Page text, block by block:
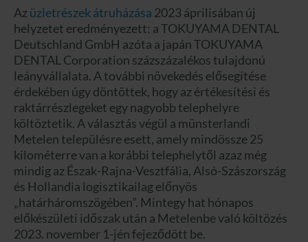
Azüzletrészek átruházása 2023 áprilisában új
helyzetet eredményezett: a TOKUYAMA DENTAL
Deutschland GmbH azóta a japán TOKUYAMA
DENTAL Corporation százszázalékos tulajdonú
leányvállalata. A további növekedés elősegítése
érdekében úgy döntöttek, hogy az értékesítési és
raktárrészlegeket egy nagyobb telephelyre
költöztetik. A választás végül a münsterlandi
Metelen településre esett, amely mindössze 25
kilométerre van a korábbi telephelytől azaz még
mindig az Észak-Rajna-Vesztfália, Alsó-Szászország
és Hollandia logisztikailag előnyös
„határháromszögében”. Mintegy hat hónapos
előkészületi időszak után a Metelenbe való költözés
2023. november 1-jén fejeződött be.